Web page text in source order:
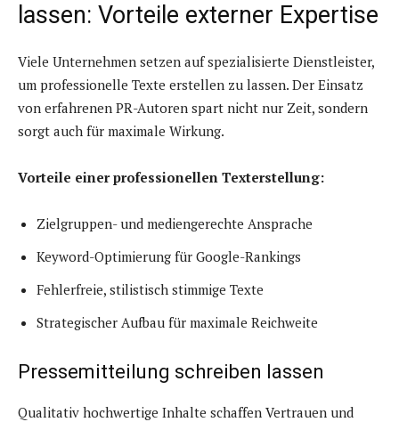
lassen: Vorteile externer Expertise
Viele Unternehmen setzen auf spezialisierte Dienstleister,
um professionelle Texte erstellen zu lassen. Der Einsatz
von erfahrenen PR-Autoren spart nicht nur Zeit, sondern
sorgt auch für maximale Wirkung.
Vorteile einer professionellen Texterstellung:
Zielgruppen- und mediengerechte Ansprache
Keyword-Optimierung für Google-Rankings
Fehlerfreie, stilistisch stimmige Texte
Strategischer Aufbau für maximale Reichweite
Pressemitteilung schreiben lassen
Qualitativ hochwertige Inhalte schaffen Vertrauen und